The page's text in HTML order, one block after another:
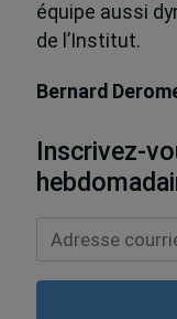
équipe aussi
de l’Institut.
Bernard
Inscrivez-